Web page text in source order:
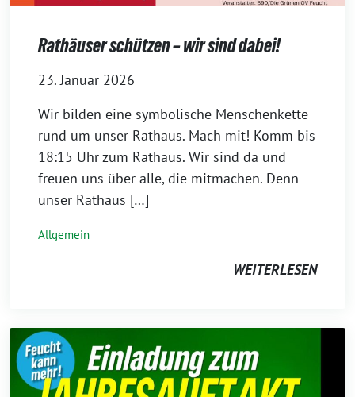
Rathäuser schützen – wir sind dabei!
23. Januar 2026
Wir bilden eine symbolische Menschenkette
rund um unser Rathaus. Mach mit! Komm bis
18:15 Uhr zum Rathaus. Wir sind da und
freuen uns über alle, die mitmachen. Denn
unser Rathaus […]
Allgemein
WEITERLESEN